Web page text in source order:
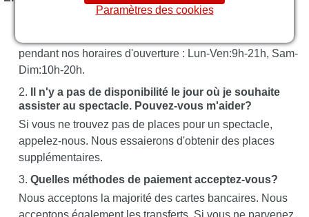
Puis-je réserver par téléphone?
pendant nos horaires d'ouverture : Lun-Ven:9h-21h, Sam-
Dim:10h-20h.
Il n'y a pas de disponibilité le jour où je souhaite
assister au spectacle. Pouvez-vous m'aider?
Si vous ne trouvez pas de places pour un spectacle,
appelez-nous. Nous essaierons d'obtenir des places
supplémentaires.
Quelles méthodes de paiement acceptez-vous?
Nous acceptons la majorité des cartes bancaires. Nous
acceptons également les transferts. Si vous ne parvenez
Paramètres des cookies